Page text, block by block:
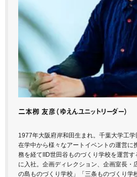
二本栁 友彦（ゆえんユニットリーダー）
1977年大阪府岸和田生まれ。千葉大学工
在学中から様々なアートイベントの運営に
務を経てIID世田谷ものづくり学校を運営
に入社。企画ディレクション、企画室長・
の島ものづくり学校」「三条ものづくり学